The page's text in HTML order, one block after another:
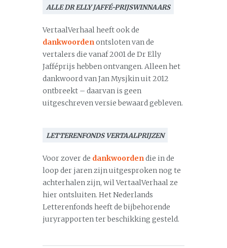
ALLE DR ELLY JAFFÉ-PRIJSWINNAARS
VertaalVerhaal heeft ook de
dankwoordenontsloten van de
vertalers die vanaf 2001 de Dr Elly
Jafféprijs hebben ontvangen. Alleen het
dankwoord van Jan Mysjkin uit 2012
ontbreekt – daarvan is geen
uitgeschreven versie bewaard gebleven.
LETTERENFONDS VERTAALPRIJZEN
Voor zover de dankwoordendie in de
loop der jaren zijn uitgesproken nog te
achterhalen zijn, wil VertaalVerhaal ze
hier ontsluiten. Het Nederlands
Letterenfonds heeft de bijbehorende
juryrapporten ter beschikking gesteld.